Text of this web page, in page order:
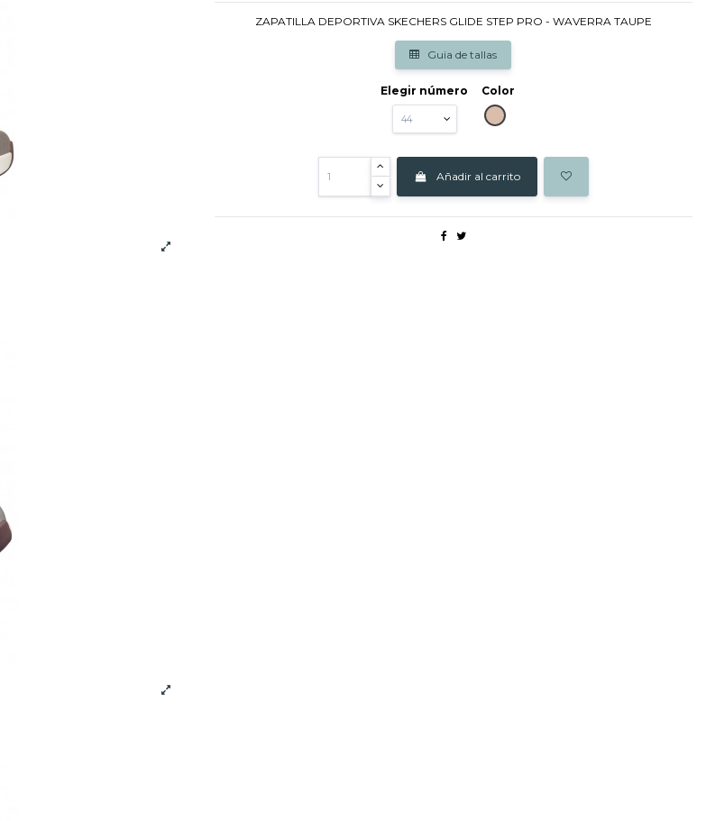
ZAPATILLA DEPORTIVA SKECHERS GLIDE STEP PRO - WAVERRA TAUPE
Guia de tallas
Elegir número
Color
TAUPE
Añadir al carrito